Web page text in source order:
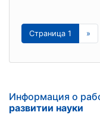
Страница 1 »
Информация о
развитии науки